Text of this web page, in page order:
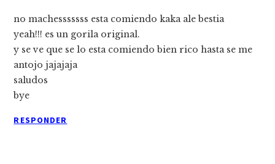
no machesssssss esta comiendo kaka ale bestia
yeah!!! es un gorila original.
y se ve que se lo esta comiendo bien rico hasta se me
antojo jajajaja
saludos
bye
RESPONDER